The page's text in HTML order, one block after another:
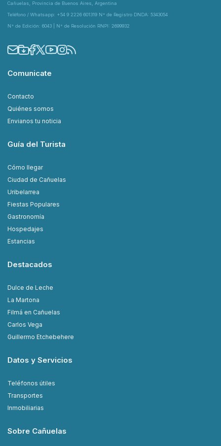
Cañuelas, Provincia de Buenos Aires, Argentina
Teléfono / Whatsapp: +54 9 2226 601319 N° de Registro DNDA: 5343054
N° de Edición: 6043 | N° de Resolución RNPI: 2699932
Comunicate
Contacto
Quiénes somos
Envianos tu noticia
Guía del Turista
Cómo llegar
Ciudad de Cañuelas
Uribelarrea
Fiestas Populares
Gastronomía
Hospedajes
Estancias
Destacados
Dulce de Leche
La Martona
Filmá en Cañuelas
Carlos Vega
Guillermo Etchebehere
Datos y Servicios
Teléfonos útiles
Transportes
Inmobiliarias
Sobre Cañuelas